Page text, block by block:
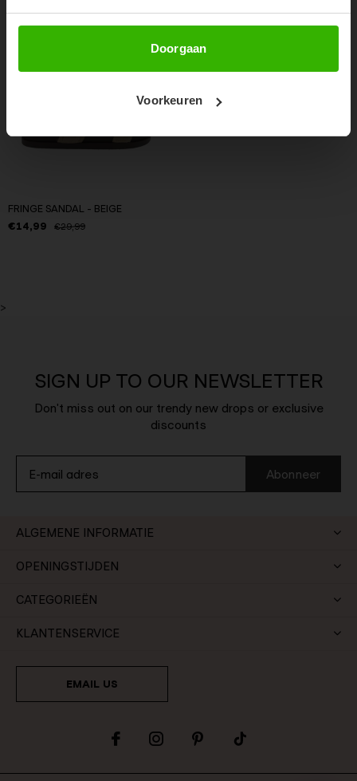
Doorgaan
Voorkeuren
FRINGE SANDAL - BEIGE
€14,99
€29,99
>
SIGN UP TO OUR NEWSLETTER
Don't miss out on our trendy new drops or exclusive
discounts
Abonneer
ALGEMENE INFORMATIE
OPENINGSTIJDEN
CATEGORIEËN
KLANTENSERVICE
EMAIL US